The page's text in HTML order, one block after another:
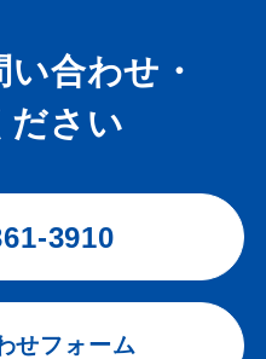
合わせ・
ださい
3910
せフォーム